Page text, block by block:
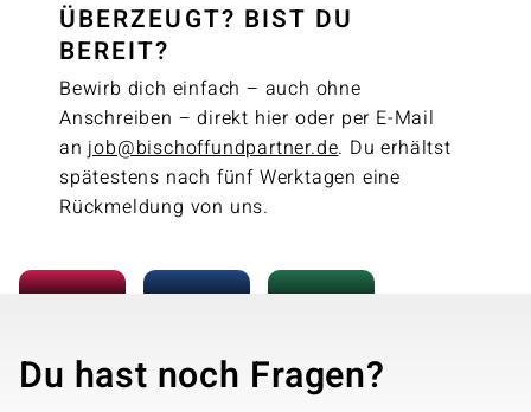
ÜBERZEUGT? BIST DU
BEREIT?
Bewirb dich einfach – auch ohne
Anschreiben – direkt hier oder per E-Mail
an job@bischoffundpartner.de. Du erhältst
spätestens nach fünf Werktagen eine
Rückmeldung von uns.
Du hast noch Fragen?